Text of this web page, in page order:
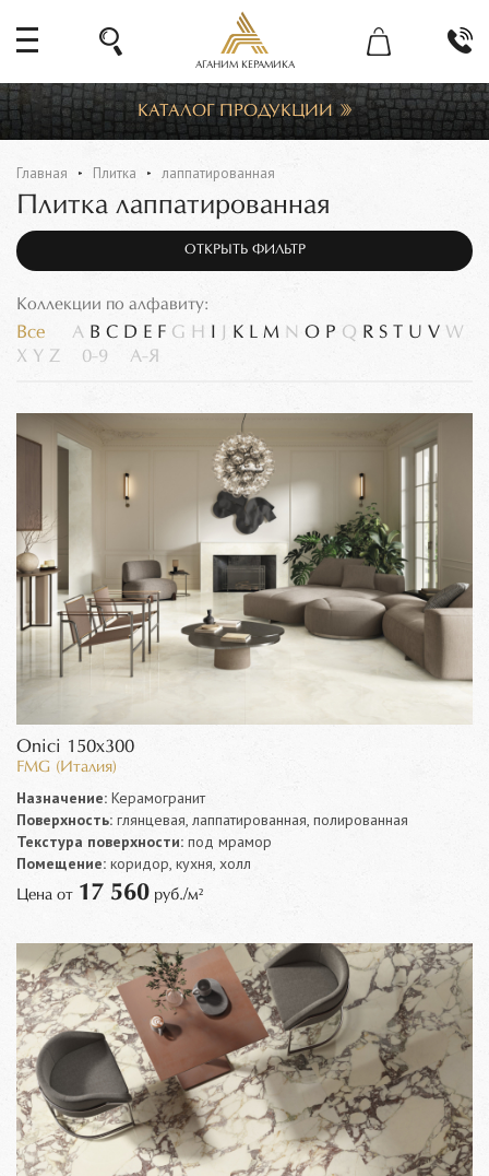
АГАНИМ КЕРАМИКА
КАТАЛОГ ПРОДУКЦИИ
Главная Плитка лаппатированная
Плитка лаппатированная
ОТКРЫТЬ ФИЛЬТР
Коллекции по алфавиту:
Все A B C D E F G H K L M N O P Q R S T U V W
X Y Z 0-9 А-Я
Onici 150x300
FMG (Италия)
Назначение: Керамогранит
Поверхность: глянцевая, лаппатированная, полированная
Текстура поверхности: под мрамор
Помещение: коридор, кухня, холл
Цена от 17 560 руб./м²